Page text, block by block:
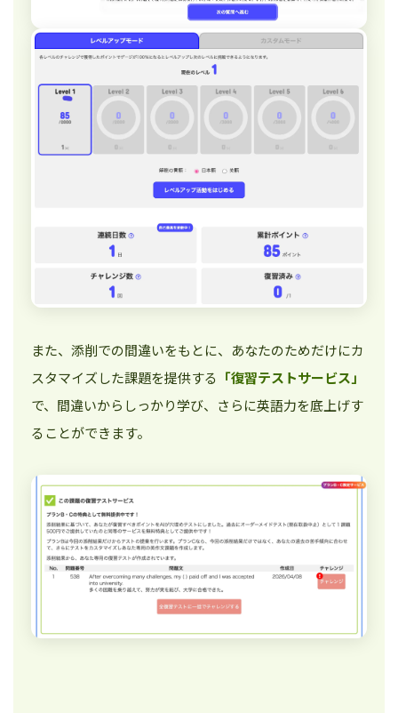
また、添削での間違いをもとに、あなたのためだけにカ
スタマイズした課題を提供する 「復習テストサービス」
で、間違いからしっかり学び、さらに英語力を底上げす
ることができます。